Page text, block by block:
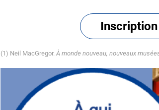
(1) Neil MacGregor.À monde nouveau, nouveaux